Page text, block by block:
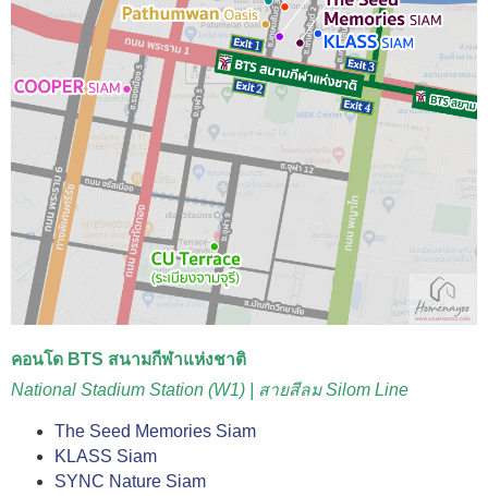
คอนโด BTS สนามกีฬาแห่งชาติ
National Stadium Station (W1) | สายสีลม Silom Line
The Seed Memories Siam
KLASS Siam
SYNC Nature Siam